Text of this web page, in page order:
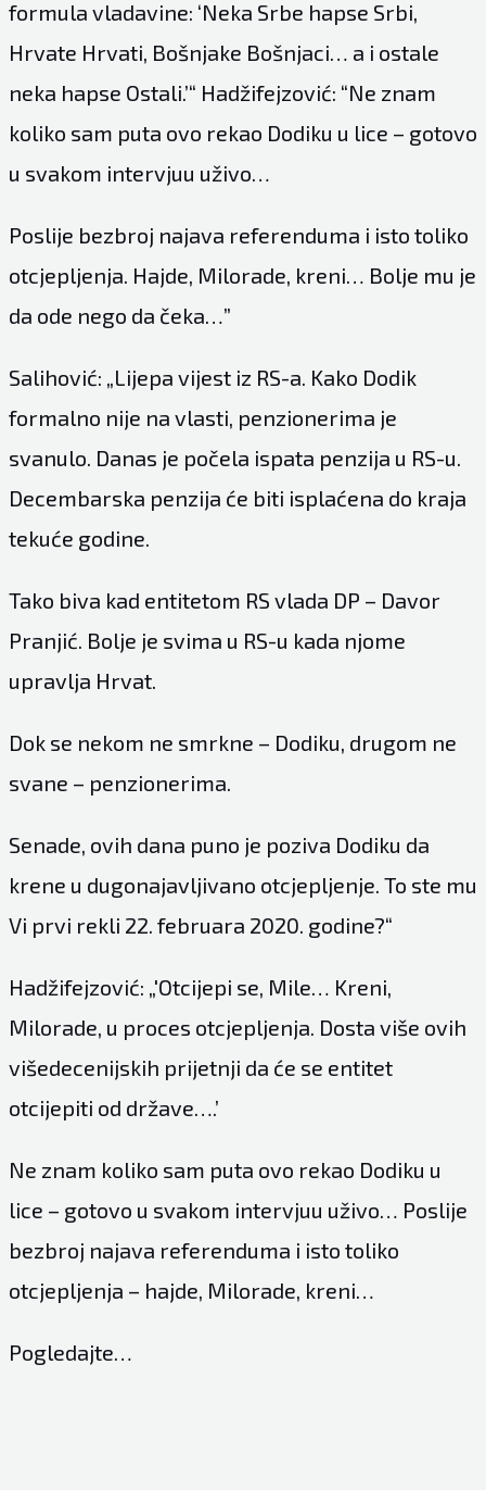
formula vladavine: ‘Neka Srbe hapse Srbi,
Hrvate Hrvati, Bošnjake Bošnjaci… a i ostale
neka hapse Ostali.’“ Hadžifejzović: “Ne znam
koliko sam puta ovo rekao Dodiku u lice – gotovo
u svakom intervjuu uživo…
Poslije bezbroj najava referenduma i isto toliko
otcjepljenja. Hajde, Milorade, kreni… Bolje mu je
da ode nego da čeka…”
Salihović: „Lijepa vijest iz RS-a. Kako Dodik
formalno nije na vlasti, penzionerima je
svanulo. Danas je počela ispata penzija u RS-u.
Decembarska penzija će biti isplaćena do kraja
tekuće godine.
Tako biva kad entitetom RS vlada DP – Davor
Pranjić. Bolje je svima u RS-u kada njome
upravlja Hrvat.
Dok se nekom ne smrkne – Dodiku, drugom ne
svane – penzionerima.
Senade, ovih dana puno je poziva Dodiku da
krene u dugonajavljivano otcjepljenje. To ste mu
Vi prvi rekli 22. februara 2020. godine?“
Hadžifejzović: „'Otcijepi se, Mile… Kreni,
Milorade, u proces otcjepljenja. Dosta više ovih
višedecenijskih prijetnji da će se entitet
otcijepiti od države….’
Ne znam koliko sam puta ovo rekao Dodiku u
lice – gotovo u svakom intervjuu uživo… Poslije
bezbroj najava referenduma i isto toliko
otcjepljenja – hajde, Milorade, kreni…
Pogledajte…